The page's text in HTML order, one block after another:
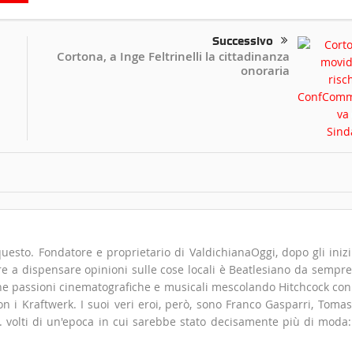
Successivo
Cortona, a Inge Feltrinelli la cittadinanza
onoraria
Fondatore e proprietario di ValdichianaOggi, dopo gli inizi
a dispensare opinioni sulle cose locali è Beatlesiano da sempre
passioni cinematografiche e musicali mescolando Hitchcock con
i Kraftwerk. I suoi veri eroi, però, sono Franco Gasparri, Tomas
volti di un'epoca in cui sarebbe stato decisamente più di moda: